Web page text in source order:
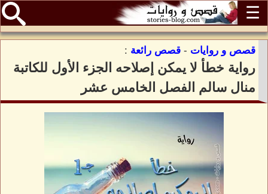
☰
قصص و روايات - قصص رائعة :
رواية خطأ لا يمكن إصلاحه الجزء الأول للكاتبة
منال سالم الفصل الخامس عشر